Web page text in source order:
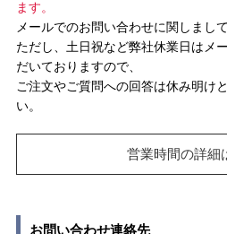
ます。
メールでのお問い合わせに関しまし
ただし、土日祝など弊社休業日はメ
だいておりますので、
ご注文やご質問への回答は休み明け
い。
営業時間の詳細
お問い合わせ連絡先